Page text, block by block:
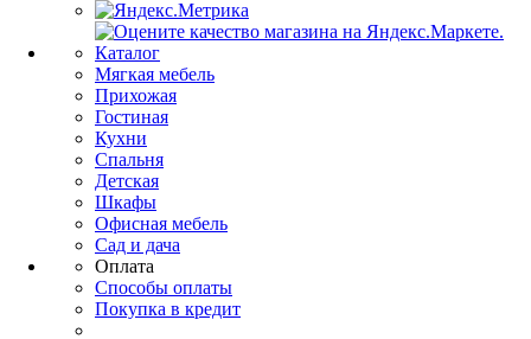
Каталог
Мягкая мебель
Прихожая
Гостиная
Кухни
Спальня
Детская
Шкафы
Офисная мебель
Сад и дача
Оплата
Способы оплаты
Покупка в кредит